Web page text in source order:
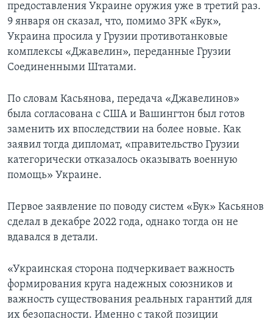
предоставления Украине оружия уже в третий раз.
9 января он сказал, что, помимо ЗРК «Бук»,
Украина просила у Грузии противотанковые
комплексы «Джавелин», переданные Грузии
Соединенными Штатами.
По словам Касьянова, передача «Джавелинов»
была согласована с США и Вашингтон был готов
заменить их впоследствии на более новые. Как
заявил тогда дипломат, «правительство Грузии
категорически отказалось оказывать военную
помощь» Украине.
Первое заявление по поводу систем «Бук» Касьянов
сделал в декабре 2022 года, однако тогда он не
вдавался в детали.
«Украинская сторона подчеркивает важность
формирования круга надежных союзников и
важность существования реальных гарантий для
их безопасности. Именно с такой позиции